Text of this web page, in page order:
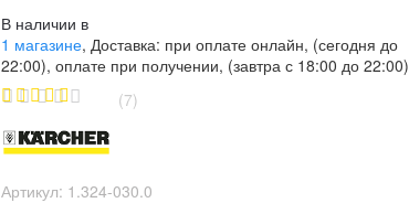
В наличии в
1 магазине, Доставка: при оплате онлайн, (сегодня до
22:00), оплате при получении, (завтра с 18:00 до 22:00)
5
(7)
Артикул: 1.324-030.0